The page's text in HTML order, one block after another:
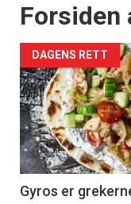
Forsiden
DAGENS RETT
Gyros er